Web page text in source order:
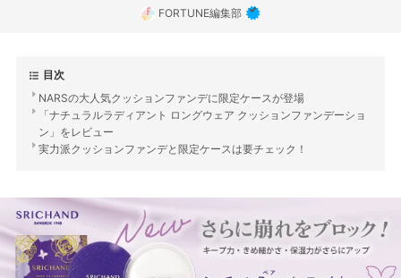
FORTUNE編集部
目次
NARSの大人気クッションファンデに限定ケースが登場
「ナチュラルラディアント ロングウェア クッションファンデーショ
ン」をレビュー
実力派クッションファンデと限定ケースは要チェック！